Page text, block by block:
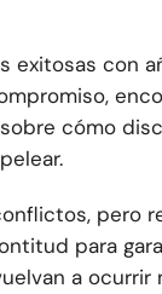
exitosas con
cómo
pero
para
a ocurrir